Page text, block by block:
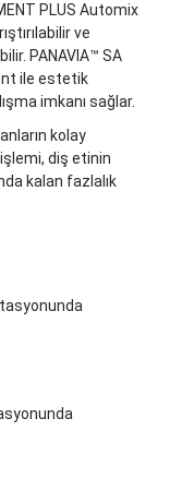
PLUS Automix
ve
PANAVIA™ SA
ile estetik
imkanı sağlar.
kolay
diş etinin
kalan fazlalık